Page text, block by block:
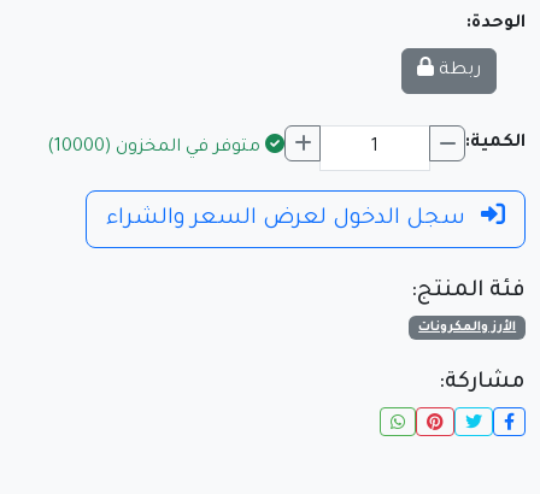
الوحدة:
ربطة
الكمية: متوفر في المخزون (10000)
سجل الدخول لعرض السعر والشراء
فئة المنتج:
الأرز والمكرونات
مشاركة: